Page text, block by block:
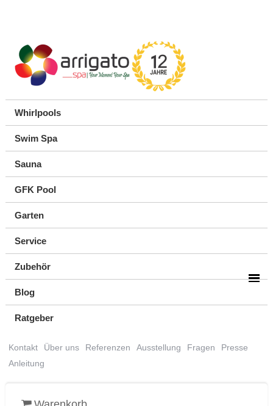
Whirlpools
Swim Spa
Sauna
GFK Pool
Garten
Service
Zubehör
Blog
Ratgeber
Kontakt Über uns Referenzen Ausstellung Fragen
Presse
Anleitung